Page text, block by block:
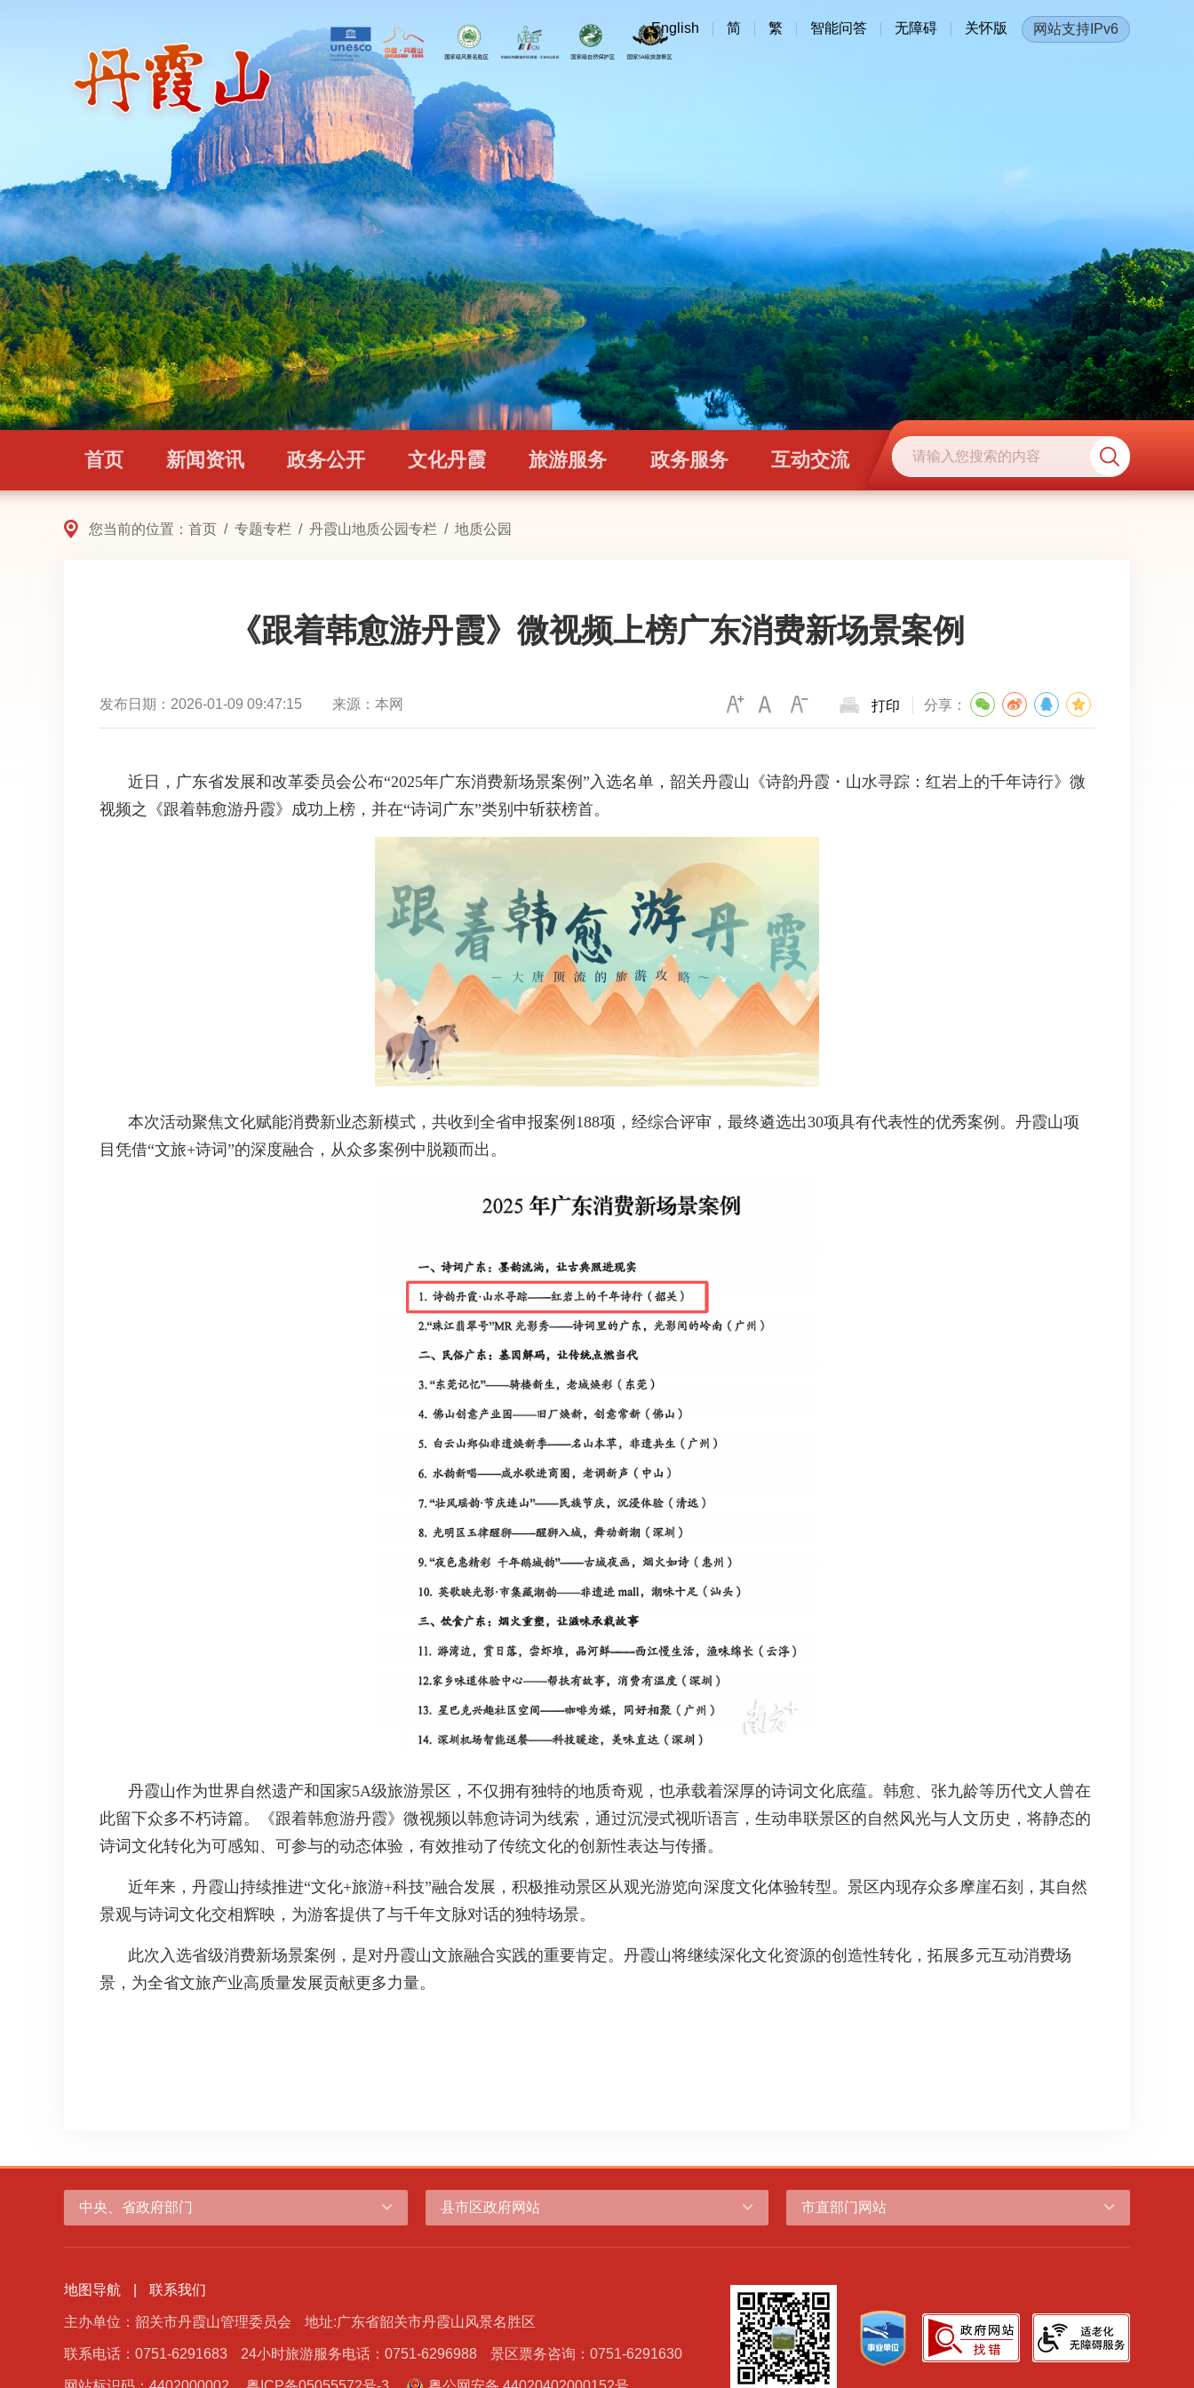
English 简 繁 智能问答 无障碍 关怀版 网站支持IPv6
首页 新闻资讯 政务公开 文化丹霞 旅游服务 政务服务 互动交流
您当前的位置： 首页 / 专题专栏 / 丹霞山地质公园专栏 / 地质公园
《跟着韩愈游丹霞》微视频上榜广东消费新场景案例
发布日期： 2026-01-09 09:47:15 来源： 本网 打印 分享：
近日，广东省发展和改革委员会公布“2025年广东消费新场景案例”入选名单，韶关丹霞山《诗韵丹霞・山水寻踪：红岩上的千年诗行》微
视频之《跟着韩愈游丹霞》成功上榜，并在“诗词广东”类别中斩获榜首。
本次活动聚焦文化赋能消费新业态新模式，共收到全省申报案例188项，经综合评审，最终遴选出30项具有代表性的优秀案例。丹霞山项
目凭借“文旅+诗词”的深度融合，从众多案例中脱颖而出。
丹霞山作为世界自然遗产和国家5A级旅游景区，不仅拥有独特的地质奇观，也承载着深厚的诗词文化底蕴。韩愈、张九龄等历代文人曾在
此留下众多不朽诗篇。《跟着韩愈游丹霞》微视频以韩愈诗词为线索，通过沉浸式视听语言，生动串联景区的自然风光与人文历史，将静态的
诗词文化转化为可感知、可参与的动态体验，有效推动了传统文化的创新性表达与传播。
近年来，丹霞山持续推进“文化+旅游+科技”融合发展，积极推动景区从观光游览向深度文化体验转型。景区内现存众多摩崖石刻，其自然
景观与诗词文化交相辉映，为游客提供了与千年文脉对话的独特场景。
此次入选省级消费新场景案例，是对丹霞山文旅融合实践的重要肯定。丹霞山将继续深化文化资源的创造性转化，拓展多元互动消费场
景，为全省文旅产业高质量发展贡献更多力量。
中央、省政府部门 县市区政府网站 市直部门网站
地图导航 联系我们
主办单位：韶关市丹霞山管理委员会 地址:广东省韶关市丹霞山风景名胜区
联系电话：0751-6291683 24小时旅游服务电话：0751-6296988 景区票务咨询：0751-6291630